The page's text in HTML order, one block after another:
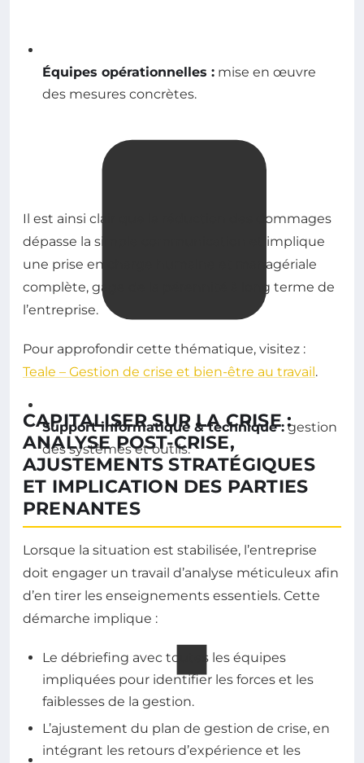
Équipes opérationnelles : mise en œuvre
des mesures concrètes.
Support informatique & technique :gestion
des systèmes et outils.
Il est ainsi clair que la réduction des dommages
dépasse la simple communication et implique
une prise en charge humaine et managériale
complète, gage de la pérennité à long terme de
l’entreprise.
Pour approfondir cette thématique, visitez :
Teale – Gestion de crise et bien-être au travail.
CAPITALISER SUR LA CRISE :
ANALYSE POST-CRISE,
AJUSTEMENTS STRATÉGIQUES
ET IMPLICATION DES PARTIES
PRENANTES
Lorsque la situation est stabilisée, l’entreprise
doit engager un travail d’analyse méticuleux afin
d’en tirer les enseignements essentiels. Cette
démarche implique :
Le débriefing avec toutes les équipes
impliquées pour identifier les forces et les
faiblesses de la gestion.
L’ajustement du plan de gestion de crise, en
intégrant les retours d’expérience et les